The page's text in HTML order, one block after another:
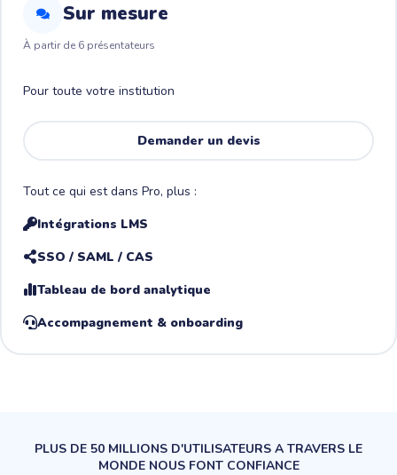
Sur mesure
À partir de 6 présentateurs
Pour toute votre institution
Demander un devis
Tout ce qui est dans Pro, plus :
Intégrations LMS
SSO / SAML / CAS
Tableau de bord analytique
Accompagnement & onboarding
PLUS DE 50 MILLIONS D'UTILISATEURS A TRAVERS LE
MONDE NOUS FONT CONFIANCE